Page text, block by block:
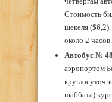
Стоимость
шекеля ($
около 2 часов.
Автобус №
аэропортом
шаббата)